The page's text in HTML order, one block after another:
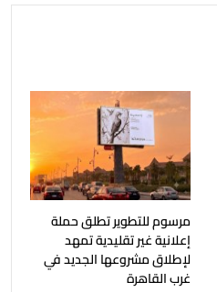
مرسوم للتطوير تطلق حملة
إعلانية غير تقليدية تمهد
لإطلاق مشروعها الجديد في
غرب القاهرة